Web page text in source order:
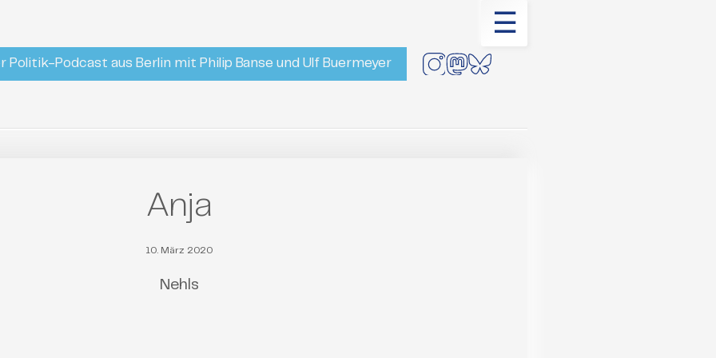
☰
Politik-Podcast aus Berlin mit Philip Banse und Ulf Buermeyer
Anja
10. März 2020
Nehls